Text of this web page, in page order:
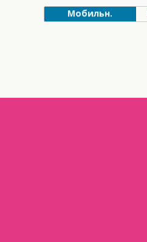
Мобильн.